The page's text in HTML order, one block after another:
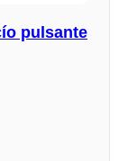
pulsante